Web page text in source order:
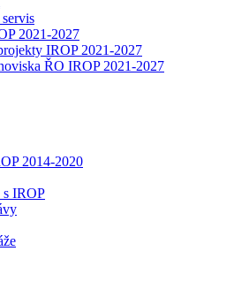
2021-2027
IROP 2021-2027
ŘO IROP 2021-2027
2014-2020
s IROP